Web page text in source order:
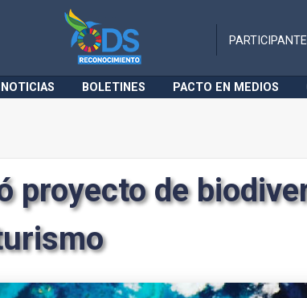
NOTICIAS BOLETINES PACTO EN MEDIOS
proyecto de